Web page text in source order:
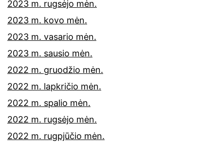
2023 m. rugsėjo mėn.
2023 m. kovo mėn.
2023 m. vasario mėn.
2023 m. sausio mėn.
2022 m. gruodžio mėn.
2022 m. lapkričio mėn.
2022 m. spalio mėn.
2022 m. rugsėjo mėn.
2022 m. rugpjūčio mėn.